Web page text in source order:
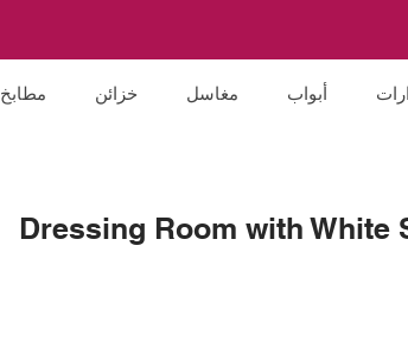
مطابخ خزائن مغاسل أبواب
Dressing Room with White